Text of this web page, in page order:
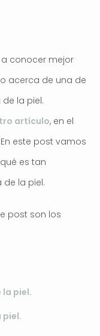
a conocer mejor
acerca de una de
la piel.
artículo, en el
este post vamos
es tan
la piel.
post son los
piel.
piel.